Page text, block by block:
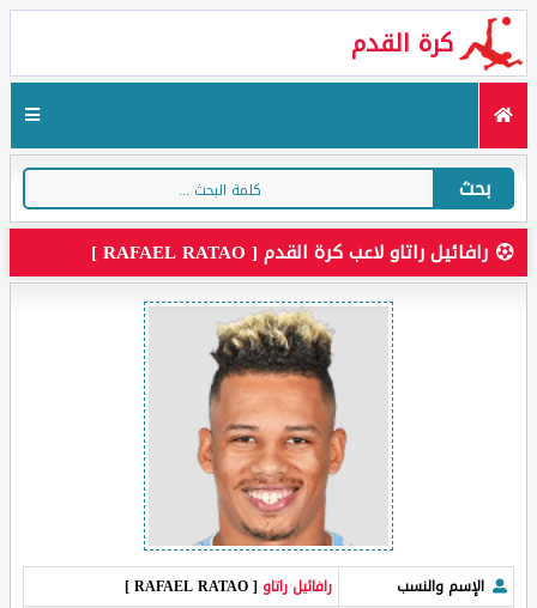
كرة القدم
بحث
رافائيل راتاو لاعب كرة القدم [ RAFAEL RATAO ]
الإسم والنسب رافائيل راتاو [ RAFAEL RATAO ]